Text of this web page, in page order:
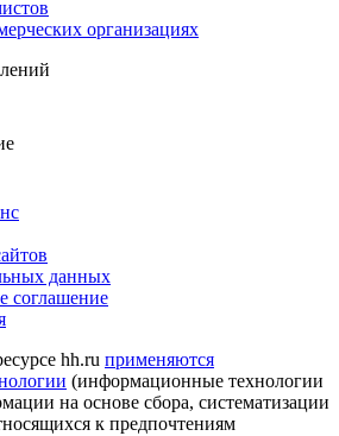
организациях
данных
соглашение
hh.ru применяются
(информационные технологии
на основе сбора, систематизации
к предпочтениям